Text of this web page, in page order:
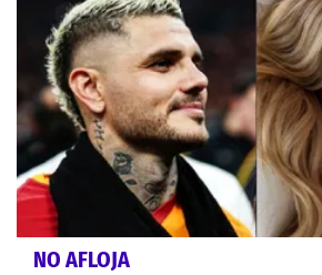
NO AFLOJA